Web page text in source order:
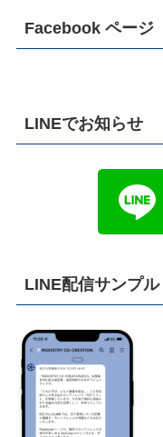
Facebook ページ
LINEでお知らせ
LINE配信サンプル